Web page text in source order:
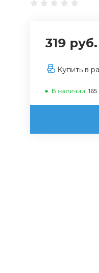
319 руб.
Купить в
В наличии 165